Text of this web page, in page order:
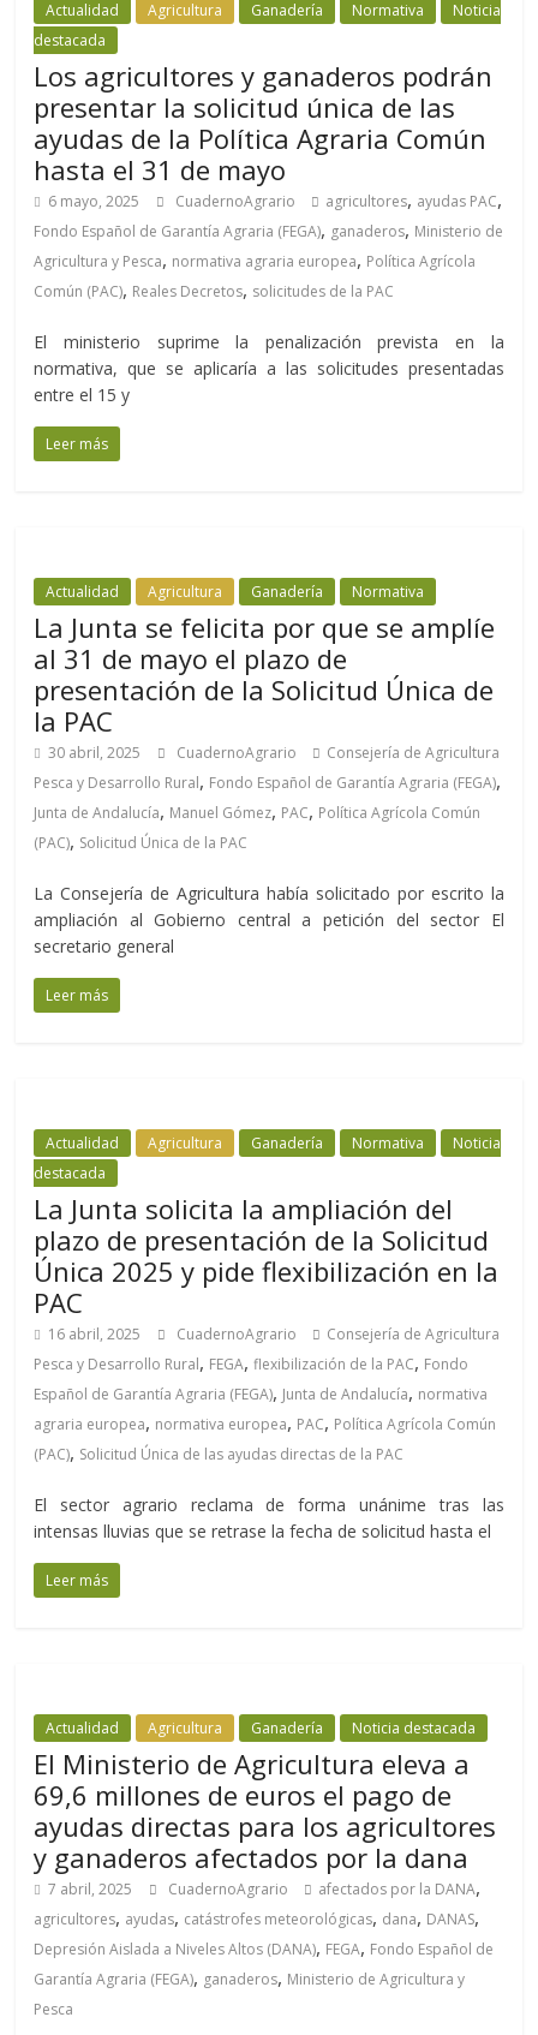
Actualidad Agricultura Ganadería Normativa
Noticia
destacada
Los agricultores y ganaderos podrán
presentar la solicitud única de las
ayudas de la Política Agraria Común
hasta el 31 de mayo
6 mayo, 2025 CuadernoAgrario agricultores, ayudas PAC,
Fondo Español de Garantía Agraria (FEGA), ganaderos, Ministerio de
Agricultura y Pesca, normativa agraria europea, Política Agrícola
Común (PAC), Reales Decretos, solicitudes de la PAC
El ministerio suprime la penalización prevista en la
normativa, que se aplicaría a las solicitudes presentadas
entre el 15 y
Leer más
Actualidad Agricultura Ganadería Normativa
La Junta se felicita por que se amplíe
al 31 de mayo el plazo de
presentación de la Solicitud Única de
la PAC
30 abril, 2025 CuadernoAgrario
Consejería de Agricultura
Pesca y Desarrollo Rural, Fondo Español de Garantía Agraria (FEGA),
Junta de Andalucía, Manuel Gómez, PAC, Política Agrícola Común
(PAC), Solicitud Única de la PAC
La Consejería de Agricultura había solicitado por escrito la
ampliación al Gobierno central a petición del sector El
secretario general
Leer más
Actualidad Agricultura Ganadería Normativa
Noticia
destacada
La Junta solicita la ampliación del
plazo de presentación de la Solicitud
Única 2025 y pide flexibilización en la
PAC
16 abril, 2025 CuadernoAgrario
Consejería de Agricultura
Pesca y Desarrollo Rural, FEGA,flexibilización de la PAC, Fondo
Español de Garantía Agraria (FEGA), Junta de Andalucía, normativa
agraria europea, normativa europea, PAC, Política Agrícola Común
(PAC), Solicitud Única de las ayudas directas de la PAC
El sector agrario reclama de forma unánime tras las
intensas lluvias que se retrase la fecha de solicitud hasta el
Leer más
Actualidad Agricultura Ganadería Noticia destacada
El Ministerio de Agricultura eleva a
69,6 millones de euros el pago de
ayudas directas para los agricultores
y ganaderos afectados por la dana
7 abril, 2025 CuadernoAgrario afectados por la DANA,
agricultores, ayudas, catástrofes meteorológicas, dana, DANAS,
Depresión Aislada a Niveles Altos (DANA), FEGA, Fondo Español de
Garantía Agraria (FEGA), ganaderos, Ministerio de Agricultura y
Pesca